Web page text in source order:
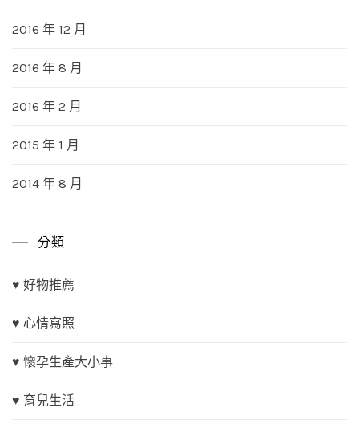
2016 年 12 月
2016 年 8 月
2016 年 2 月
2015 年 1 月
2014 年 8 月
分類
♥ 好物推薦
♥ 心情寫照
♥ 懷孕生產大小事
♥ 育兒生活